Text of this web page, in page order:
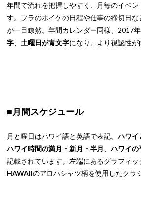
年間で流れを把握しやすく、月毎のイベン
す。フラのホイケの日程や仕事の締切日
が一目瞭然。年間カレンダー同様、2017
字、 土曜日が青文字になり、より視認性が
■月間スケジュール
月と曜日はハワイ語と英語で表記。ハワイ
ハワイ時間の満月・新月・半月 、ハワイの
記載されています。左端にあるグラフィッ
HAWAIIのアロハシャツ柄を使用したクラ